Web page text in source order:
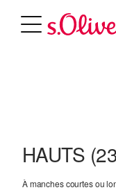
HAUTS
À manches courtes ou